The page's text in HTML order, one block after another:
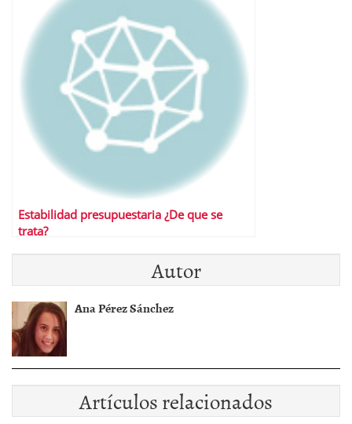
Estabilidad presupuestaria ¿De que se
trata?
Autor
Ana Pérez Sánchez
Artículos relacionados